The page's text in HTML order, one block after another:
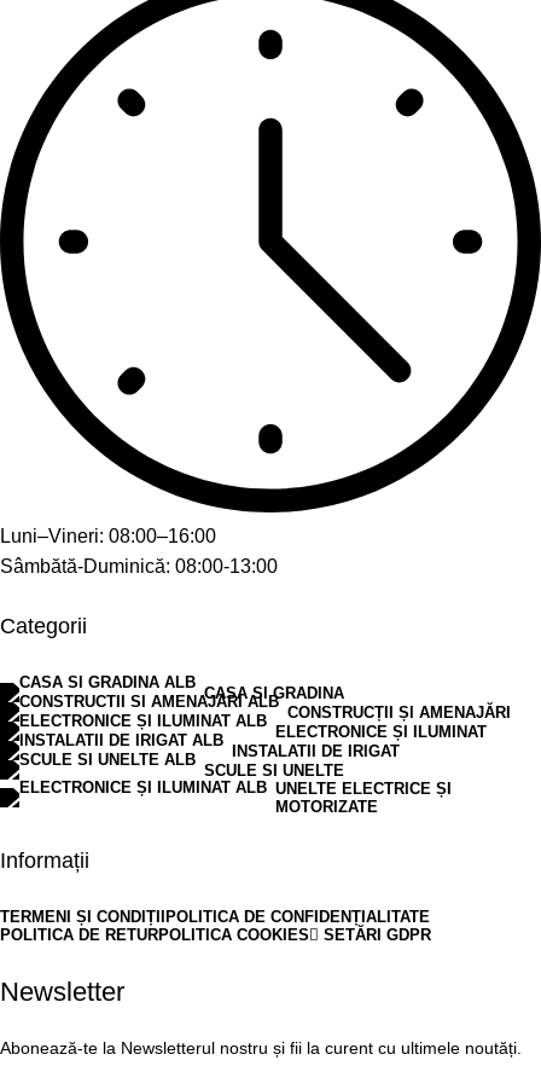
Luni–Vineri: 08:00–16:00
Sâmbătă-Duminică: 08:00-13:00
Categorii
CASA SI GRADINA
CONSTRUCȚII ȘI AMENAJĂRI
ELECTRONICE ȘI ILUMINAT
INSTALATII DE IRIGAT
SCULE SI UNELTE
UNELTE ELECTRICE ȘI
MOTORIZATE
Informații
TERMENI ȘI CONDIȚII
POLITICA DE CONFIDENȚIALITATE
POLITICA DE RETURPOLITICA COOKIES SETĂRI GDPR
Newsletter
Abonează-te la Newsletterul nostru și fii la curent cu ultimele noutăți.